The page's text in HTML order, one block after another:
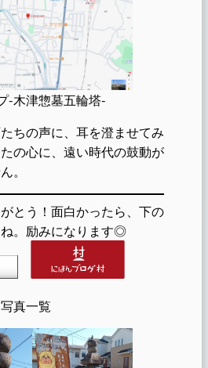
-木津惣墓五輪塔-
ちの声に、耳を澄ませてみ
の心に、遠い時代の鼓動が
。
とう！面白かったら、下の
。励みになります◎
真一覧